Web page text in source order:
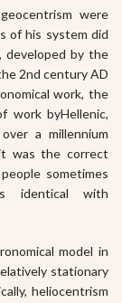
were
of his system did
, developed by the
2nd century AD
work, the
work byHellenic,
a millennium
was the correct
sometimes
identical with
model in
stationary
heliocentrism